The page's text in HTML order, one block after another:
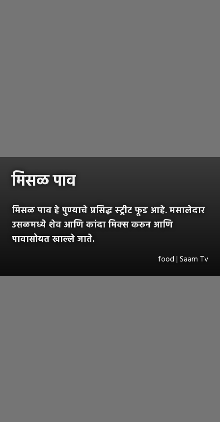
मिसळ पाव
मिसळ पाव हे पुण्याचे प्रसिद्ध स्ट्रीट फूड आहे. मसालेदार
उसळमध्ये शेव आणि कांदा मिक्स करुन आणि
पावासोबत खाल्ले जाते.
food | Saam Tv